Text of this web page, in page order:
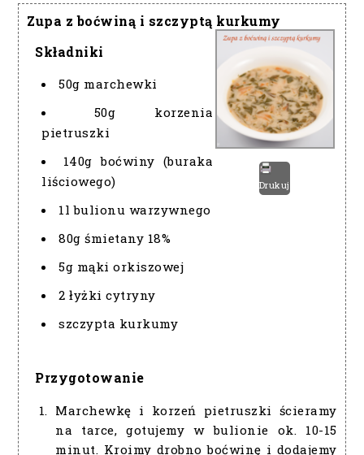
Zupa z boćwiną i szczyptą kurkumy
Drukuj
Składniki
50g marchewki
50g korzenia
pietruszki
140g boćwiny (buraka
liściowego)
1l bulionu warzywnego
80g śmietany 18%
5g mąki orkiszowej
2 łyżki cytryny
szczypta kurkumy
Przygotowanie
Marchewkę i korzeń pietruszki ścieramy
na tarce, gotujemy w bulionie ok. 10-15
minut. Kroimy drobno boćwinę i dodajemy